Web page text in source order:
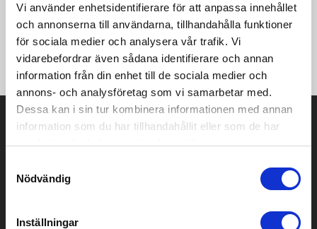
Vi använder enhetsidentifierare för att anpassa innehållet
och annonserna till användarna, tillhandahålla funktioner
för sociala medier och analysera vår trafik. Vi
vidarebefordrar även sådana identifierare och annan
information från din enhet till de sociala medier och
annons- och analysföretag som vi samarbetar med.
Dessa kan i sin tur kombinera informationen med annan
information som du har tillhandahållit eller som de har
samlat in när du har använt deras tjänster.
Nödvändig
Inställningar
·220 g/m² ·100% ringspunnen kammad bomull (Organic)
·Långfibrig bomull ·Tjock kvalité ·Enzym och silikon tvätt för en
mjukare och slätare yta ·Ribbad halsringning i Lycra ·Dubbla
sömmar ·Figurnära.
Prisuppgift på mailen?
Kontakta oss här för att få förslag på produkt och pris över
Det går också utmärkt att bara ställa frågor!